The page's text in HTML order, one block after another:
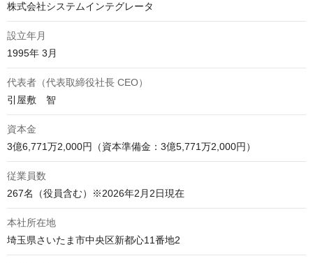
株式会社システムインテグレータ
設立年月
1995年 3月
代表者（代表取締役社長 CEO）
引屋敷　智
資本金
3億6,771万2,000円（資本準備金：3億5,771万2,000円）
従業員数
267名（役員含む）※2026年2月2日現在
本社所在地
埼玉県さいたま市中央区新都心11番地2